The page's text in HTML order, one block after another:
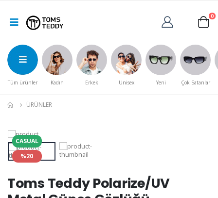
0
Tüm ürünler Kadın Erkek Unisex Yeni Çok Satanlar
ÜRÜNLER
CASUAL
%20
Toms Teddy Polarize/UV